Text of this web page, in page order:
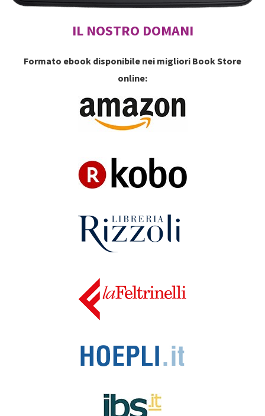
IL NOSTRO DOMANI
Formato ebook disponibile nei migliori Book Store
online: